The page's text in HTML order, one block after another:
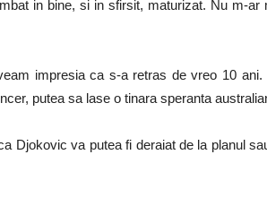
in bine, si in sfirsit, maturizat. Nu m-
impresia ca s-a retras de vreo 10
putea sa lase o tinara speranta
Djokovic va putea fi deraiat de la planul